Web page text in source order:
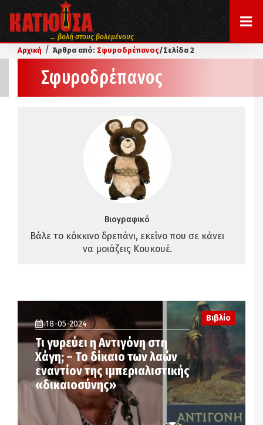
... βολή στους βολεμένους
Αρχική / Άρθρα από: Σφυροδρέπανος/Σελίδα 2
Σφυροδρέπανος
Βιογραφικό
Βάλε το κόκκινο δρεπάνι, εκείνο που σε κάνει
να μοιάζεις Κουκουέ.
Βιβλίο
18-05-2024
Τι γυρεύει η Αντιγόνη στη
Χάγη; – Το δίκαιο των λαών
εναντίον της ιμπεριαλιστικής
«δικαιοσύνης»